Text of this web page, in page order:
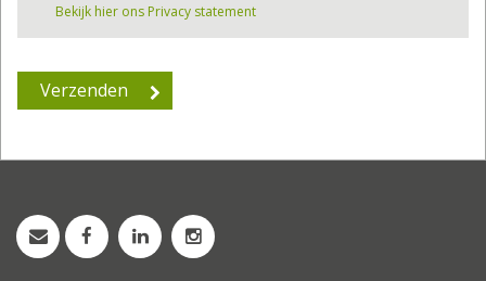
Bekijk hier ons Privacy statement